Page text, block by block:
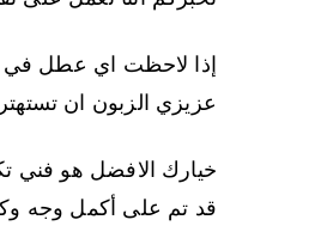
إذا لاحظت اي عطل في
عزيزي الزبون ان
خيارك الافضل هو فني
قد تم على أكمل وجه